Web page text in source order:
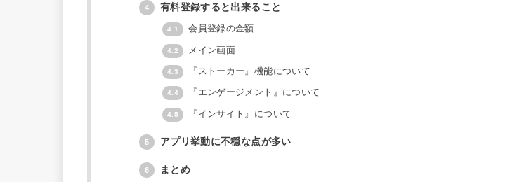
4 有料登録すると出来ること
4.1 会員登録の金額
4.2 メイン画面
4.3 『ストーカー』機能について
4.4 『エンゲージメント』について
4.5 『インサイト』について
5 アプリ挙動に不穏な点が多い
6 まとめ